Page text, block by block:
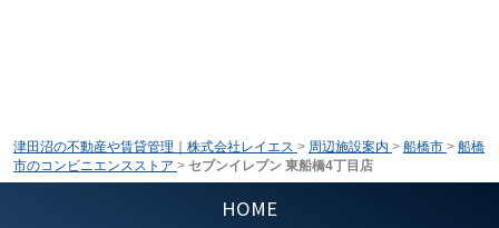
津田沼の不動産や賃貸管理｜株式会社レイエス > 周辺施設案内 > 船橋市 > 船橋
市のコンビニエンスストア > セブンイレブン 東船橋4丁目店
HOME